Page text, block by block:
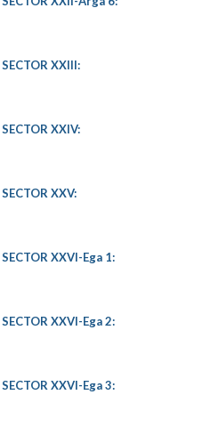
XXIII:
XXIV:
XXV:
XXVI-Ega 1:
XXVI-Ega 2:
XXVI-Ega 3: